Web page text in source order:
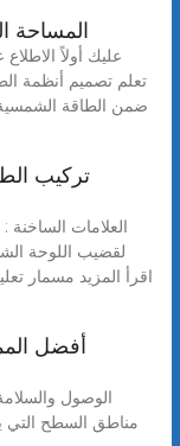
المساحة
تعلم تصميم أنظمة
ضمن الطاقة
تركيب
العلامات الساخنة
لقضيب اللوحة
اقرأ المزيد مسمار
أفضل
مناطق السطح التي